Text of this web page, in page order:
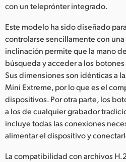
Chinese Taipei
UAE
Ukraine
United Kingdom
United States
con un teleprónter integrado.
Este modelo ha sido diseñado
controlarse sencillamente con una
inclinación permite que la mano
búsqueda y acceder a los
Sus dimensiones son idénticas a
Mini Extreme, por lo que es el
dispositivos. Por otra parte, los
a los de cualquier grabador
incluye todas las conexiones
alimentar el dispositivo y
La compatibilidad con archivos